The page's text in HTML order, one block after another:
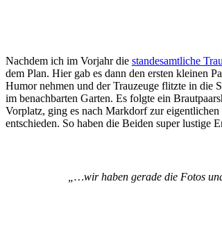
Nachdem ich im Vorjahr die standesamtliche
dem Plan. Hier gab es dann den ersten kleinen
Humor nehmen und der Trauzeuge flitzte in die
im benachbarten Garten. Es folgte ein
Vorplatz, ging es nach Markdorf zur
entschieden. So haben die Beiden super lustige
„…wir haben gerade die Fotos